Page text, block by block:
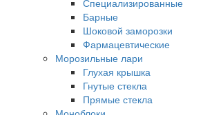
Специализированные
Барные
Шоковой заморозки
Фармацевтические
Морозильные лари
Глухая крышка
Гнутые стекла
Прямые стекла